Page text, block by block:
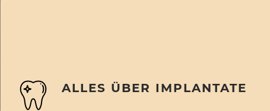
ALLES ÜBER IMPLANTATE